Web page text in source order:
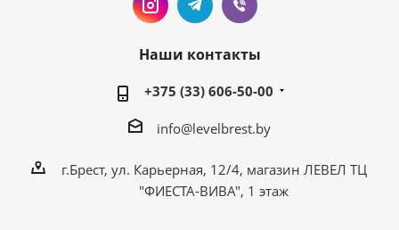
Наши контакты
+375 (33) 606-50-00
info@levelbrest.by
г.Брест, ул. Карьерная, 12/4, магазин ЛЕВЕЛ ТЦ
"ФИЕСТА-ВИВА", 1 этаж